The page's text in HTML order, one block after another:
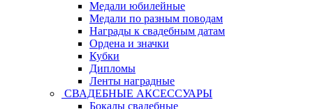
Медали юбилейные
Медали по разным поводам
Награды к свадебным датам
Ордена и значки
Кубки
Дипломы
Ленты наградные
СВАДЕБНЫЕ АКСЕССУАРЫ
Бокалы свадебные